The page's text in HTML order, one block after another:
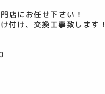
店にお任せ下さい！
付け、交換工事致します！